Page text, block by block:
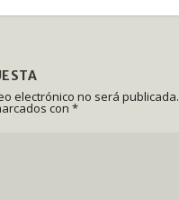
electrónico no será publicada.
con*